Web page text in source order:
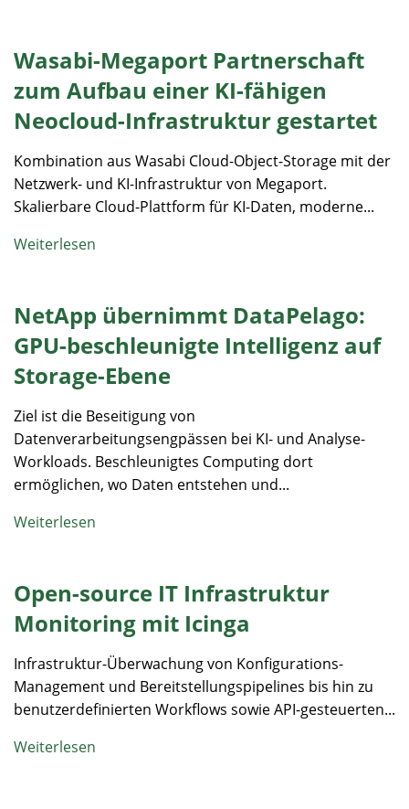
Wasabi-Megaport Partnerschaft
zum Aufbau einer KI-fähigen
Neocloud-Infrastruktur gestartet
Kombination aus Wasabi Cloud-Object-Storage mit der
Netzwerk- und KI-Infrastruktur von Megaport.
Skalierbare Cloud-Plattform für KI-Daten, moderne...
Weiterlesen
NetApp übernimmt DataPelago:
GPU-beschleunigte Intelligenz auf
Storage-Ebene
Ziel ist die Beseitigung von
Datenverarbeitungsengpässen bei KI- und Analyse-
Workloads. Beschleunigtes Computing dort
ermöglichen, wo Daten entstehen und...
Weiterlesen
Open-source IT Infrastruktur
Monitoring mit Icinga
Infrastruktur-Überwachung von Konfigurations-
Management und Bereitstellungspipelines bis hin zu
benutzerdefinierten Workflows sowie API-gesteuerten...
Weiterlesen